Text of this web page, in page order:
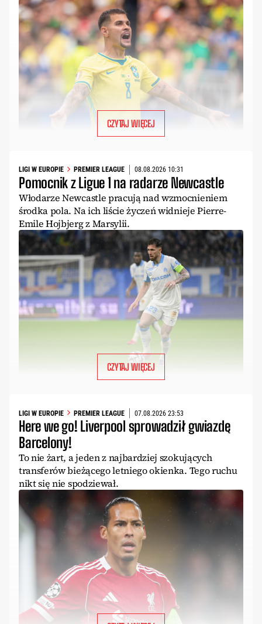
CZYTAJ WIĘCEJ
LIGI W EUROPIE PREMIER LEAGUE 08.08.2026 10:31
Pomocnik z Ligue 1 na radarze Newcastle
Włodarze Newcastle pracują nad wzmocnieniem
środka pola. Na ich liście życzeń widnieje Pierre-
Emile Hojbjerg z Marsylii.
CZYTAJ WIĘCEJ
LIGI W EUROPIE PREMIER LEAGUE 07.08.2026 23:53
Here we go! Liverpool sprowadził gwiazdę
Barcelony!
To nie żart, a jeden z najbardziej szokujących
transferów bieżącego letniego okienka. Tego ruchu
nikt się nie spodziewał.